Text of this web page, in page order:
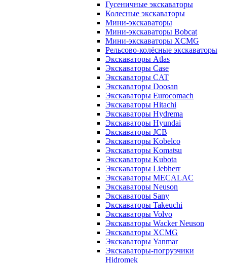
Гусеничные экскаваторы
Колесные экскаваторы
Мини-экскаваторы
Мини-экскаваторы Bobcat
Мини-экскаваторы XCMG
Рельсово-колёсные экскаваторы
Экскаваторы Atlas
Экскаваторы Case
Экскаваторы CAT
Экскаваторы Doosan
Экскаваторы Eurocomach
Экскаваторы Hitachi
Экскаваторы Hydrema
Экскаваторы Hyundai
Экскаваторы JCB
Экскаваторы Kobelco
Экскаваторы Komatsu
Экскаваторы Kubota
Экскаваторы Liebherr
Экскаваторы MECALAC
Экскаваторы Neuson
Экскаваторы Sany
Экскаваторы Takeuchi
Экскаваторы Volvo
Экскаваторы Wacker Neuson
Экскаваторы XCMG
Экскаваторы Yanmar
Экскаваторы-погрузчики
Hidromek